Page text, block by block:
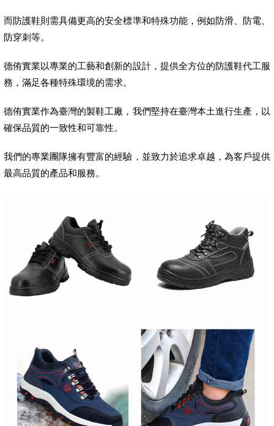
而防護鞋則需具備更高的安全標準和特殊功能，例如防滑、防電、
防穿刺等。
德侑實業以專業的工藝和創新的設計，提供全方位的防護鞋代工服
務，滿足各種特殊環境的需求。
德侑實業作為臺灣的製鞋工廠，我們堅持在臺灣本土進行生產，以
確保品質的一致性和可靠性。
我們的專業團隊擁有豐富的經驗，並致力於追求卓越，為客戶提供
最高品質的產品和服務。